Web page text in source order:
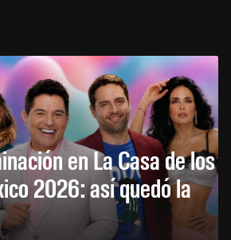
en La Casa de los
2026: así quedó la